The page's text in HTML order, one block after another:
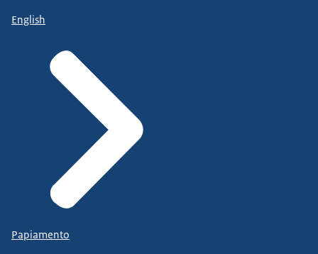
English
Papiamento